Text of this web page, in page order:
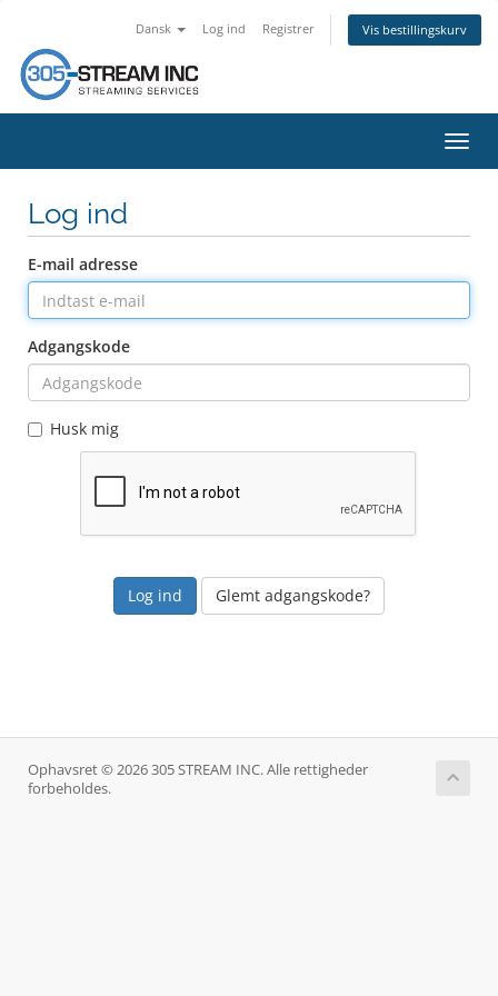
Dansk Log ind Registrer Vis bestillingskurv
Skift
Log ind
E-mail adresse
Adgangskode
Husk mig
Glemt adgangskode?
Ophavsret © 2026 305 STREAM INC. Alle rettigheder
forbeholdes.